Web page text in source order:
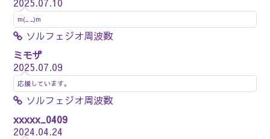
m(_ _)m
ソルフェジオ周波数
ミモザ
2025.07.09
応援しています。
ソルフェジオ周波数
xxxxx_0409
2024.04.24